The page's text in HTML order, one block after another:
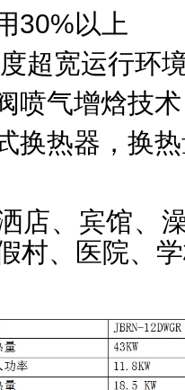
30%以上
超宽运行环
喷气增焓技术
换热器，换
店、宾馆、
村、医院、